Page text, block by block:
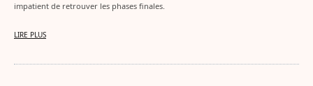
impatient de retrouver les phases finales.
LIRE PLUS